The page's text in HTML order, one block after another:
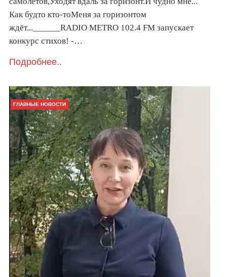
Как будто кто-тоМеня за горизонтом
ждёт...______RADIO METRO 102.4 FM запускает
конкурс стихов! -…
Подробнее..
ГЛАВНЫЕ НОВОСТИ